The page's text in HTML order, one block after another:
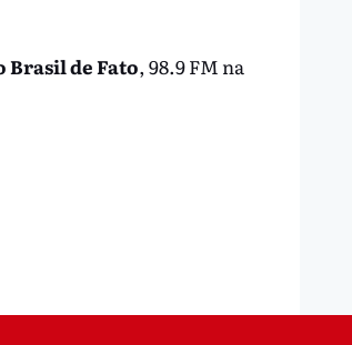
Brasil de Fato, 98.9 FM na